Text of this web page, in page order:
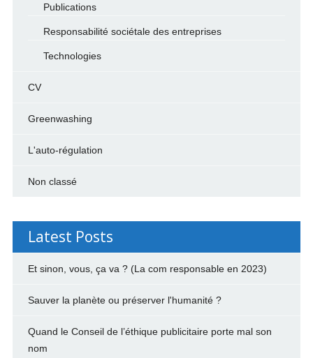
Publications
Responsabilité sociétale des entreprises
Technologies
CV
Greenwashing
L'auto-régulation
Non classé
Latest Posts
Et sinon, vous, ça va ? (La com responsable en 2023)
Sauver la planète ou préserver l'humanité ?
Quand le Conseil de l’éthique publicitaire porte mal son
nom